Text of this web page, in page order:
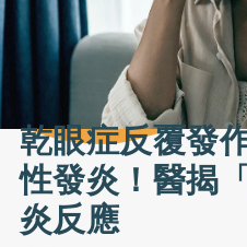
乾眼症反覆發
性發炎！醫揭
炎反應